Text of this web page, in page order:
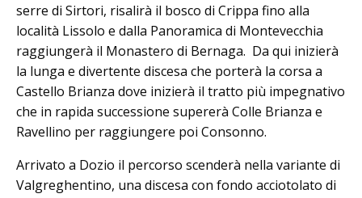
serre di Sirtori, risalirà il bosco di Crippa fino alla
località Lissolo e dalla Panoramica di Montevecchia
raggiungerà il Monastero di Bernaga. Da qui inizierà
la lunga e divertente discesa che porterà la corsa a
Castello Brianza dove inizierà il tratto più impegnativo
che in rapida successione supererà Colle Brianza e
Ravellino per raggiungere poi Consonno.
Arrivato a Dozio il percorso scenderà nella variante di
Valgreghentino, una discesa con fondo acciotolato di